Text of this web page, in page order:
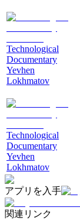
Technological
Documentary
Yevhen
Lokhmatov
Technological
Documentary
Yevhen
Lokhmatov
アプリを入手
関連リンク